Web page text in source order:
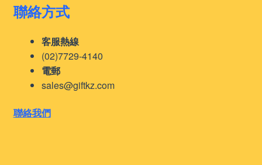
聯絡方式
客服熱線
(02)7729-4140
電郵
sales@giftkz.com
聯絡我們